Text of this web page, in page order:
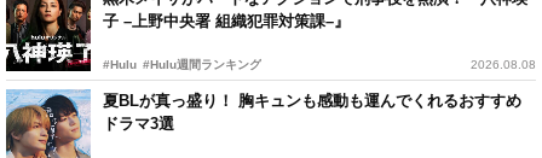
子 –上野中央署 組織犯罪対策課–』
#Hulu #Hulu週間ランキング 2026.08.08
夏BLが真っ盛り！ 胸キュンも感動も運んでくれるおすすめ
ドラマ3選